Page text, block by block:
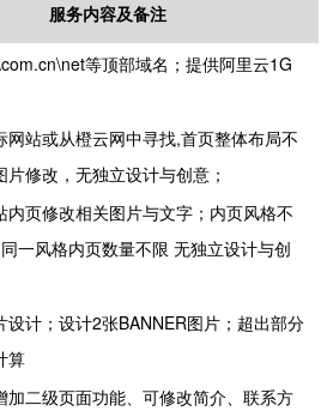
服务内容及备注
等顶部域名；提供阿里云1G
网站或从橙云网中寻找,首页整体布局不
片修改，无独立设计与创意；
内页修改相关图片与文字；内页风格不
一风格内页数量不限 无独立设计与创
设计；设计2张BANNER图片；超出部分
算
加二级页面功能、可修改简介、联系方